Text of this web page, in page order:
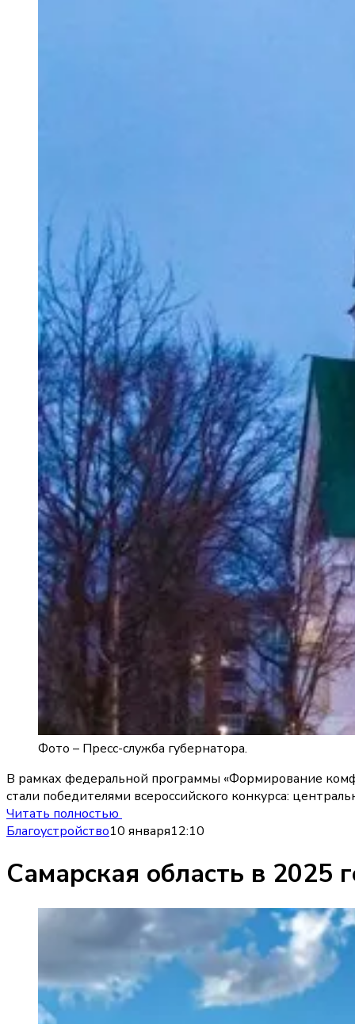
Фото – Пресс-служба губернатора.
В рамках федеральной программы «Формирование
стали победителями всероссийского конкурса:
Читать полностью
Благоустройство10 января12:10
Самарская область в 2025